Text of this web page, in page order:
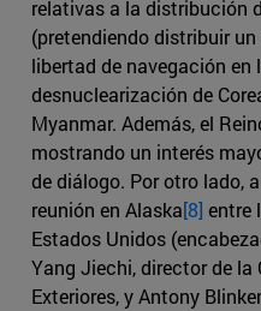
relativas a la distribución
(pretendiendo distribuir
libertad de navegación en
desnuclearización de
Myanmar. Además, el
mostrando un interés
de diálogo. Por otro lado,
reunión en Alaska[8] entre
Estados Unidos
Yang Jiechi, director de
Exteriores, y Antony